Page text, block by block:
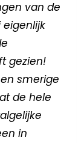
van de
eigenlijk
gezien!
smerige
de hele
in